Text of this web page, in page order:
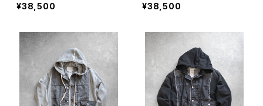
ーディ
¥38,500
ーディ
¥38,500